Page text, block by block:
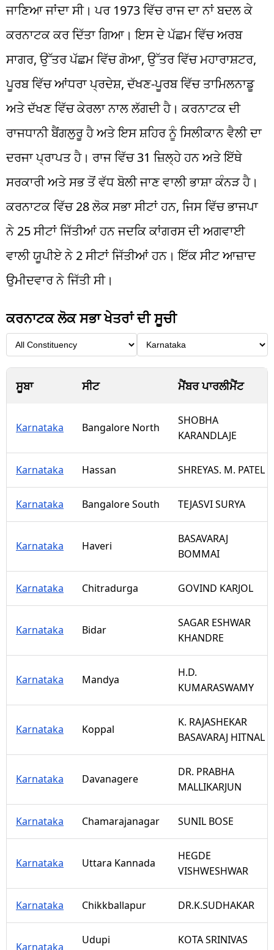
ਜਾਣਿਆ ਜਾਂਦਾ ਸੀ। ਪਰ 1973 ਵਿੱਚ ਰਾਜ ਦਾ ਨਾਂ ਬਦਲ ਕੇ
ਕਰਨਾਟਕ ਕਰ ਦਿੱਤਾ ਗਿਆ। ਇਸ ਦੇ ਪੱਛਮ ਵਿੱਚ ਅਰਬ
ਸਾਗਰ, ਉੱਤਰ ਪੱਛਮ ਵਿੱਚ ਗੋਆ, ਉੱਤਰ ਵਿੱਚ ਮਹਾਰਾਸ਼ਟਰ,
ਪੂਰਬ ਵਿੱਚ ਆਂਧਰਾ ਪ੍ਰਦੇਸ਼, ਦੱਖਣ-ਪੂਰਬ ਵਿੱਚ ਤਾਮਿਲਨਾਡੂ
ਅਤੇ ਦੱਖਣ ਵਿੱਚ ਕੇਰਲਾ ਨਾਲ ਲੱਗਦੀ ਹੈ। ਕਰਨਾਟਕ ਦੀ
ਰਾਜਧਾਨੀ ਬੈਂਗਲੁਰੂ ਹੈ ਅਤੇ ਇਸ ਸ਼ਹਿਰ ਨੂੰ ਸਿਲੀਕਾਨ ਵੈਲੀ ਦਾ
ਦਰਜਾ ਪ੍ਰਾਪਤ ਹੈ। ਰਾਜ ਵਿੱਚ 31 ਜ਼ਿਲ੍ਹੇ ਹਨ ਅਤੇ ਇੱਥੇ
ਸਰਕਾਰੀ ਅਤੇ ਸਭ ਤੋਂ ਵੱਧ ਬੋਲੀ ਜਾਣ ਵਾਲੀ ਭਾਸ਼ਾ ਕੰਨੜ ਹੈ।
ਕਰਨਾਟਕ ਵਿੱਚ 28 ਲੋਕ ਸਭਾ ਸੀਟਾਂ ਹਨ, ਜਿਸ ਵਿੱਚ ਭਾਜਪਾ
ਨੇ 25 ਸੀਟਾਂ ਜਿੱਤੀਆਂ ਹਨ ਜਦਕਿ ਕਾਂਗਰਸ ਦੀ ਅਗਵਾਈ
ਵਾਲੀ ਯੂਪੀਏ ਨੇ 2 ਸੀਟਾਂ ਜਿੱਤੀਆਂ ਹਨ। ਇੱਕ ਸੀਟ ਆਜ਼ਾਦ
ਉਮੀਦਵਾਰ ਨੇ ਜਿੱਤੀ ਸੀ।
ਕਰਨਾਟਕ ਲੋਕ ਸਭਾ ਖੇਤਰਾਂ ਦੀ ਸੂਚੀ
ਸੂਬਾ ਸੀਟ ਮੈਂਬਰ ਪਾਰਲੀਮੈਂਟ
Karnataka Bangalore North
SHOBHA
KARANDLAJE
Karnataka Hassan SHREYAS. M. PATEL
Karnataka Bangalore South TEJASVI SURYA
Karnataka Haveri
BASAVARAJ
BOMMAI
Karnataka Chitradurga GOVIND KARJOL
Karnataka Bidar
SAGAR ESHWAR
KHANDRE
Karnataka Mandya
H.D.
KUMARASWAMY
Karnataka Koppal
K. RAJASHEKAR
BASAVARAJ HITNAL
Karnataka Davanagere
DR. PRABHA
MALLIKARJUN
Karnataka Chamarajanagar SUNIL BOSE
Karnataka Uttara Kannada
HEGDE
VISHWESHWAR
Karnataka Chikkballapur DR.K.SUDHAKAR
Karnataka
Udupi
KOTA SRINIVAS